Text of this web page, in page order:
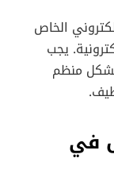
الخاص
يجب
منظم
في